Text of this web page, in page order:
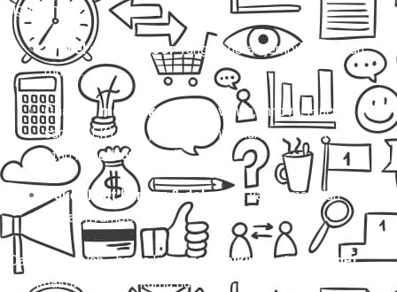
ngomongin:
Travel door to dooryang beneran jemput di depan
rumah.
Charter mobil eksklusif
(Avanza, Innova, Hiace,
sampai Elf) buat perjalanan nyaman, rame-rame,
atau keperluan pribadi.
Paket kilat barang & dokumenyang aman dan
cepat nyampe.
Dan percayalah… harga kitanggak bikin kantong kaget,
tapi kualitasnya bikin kamu nagih.